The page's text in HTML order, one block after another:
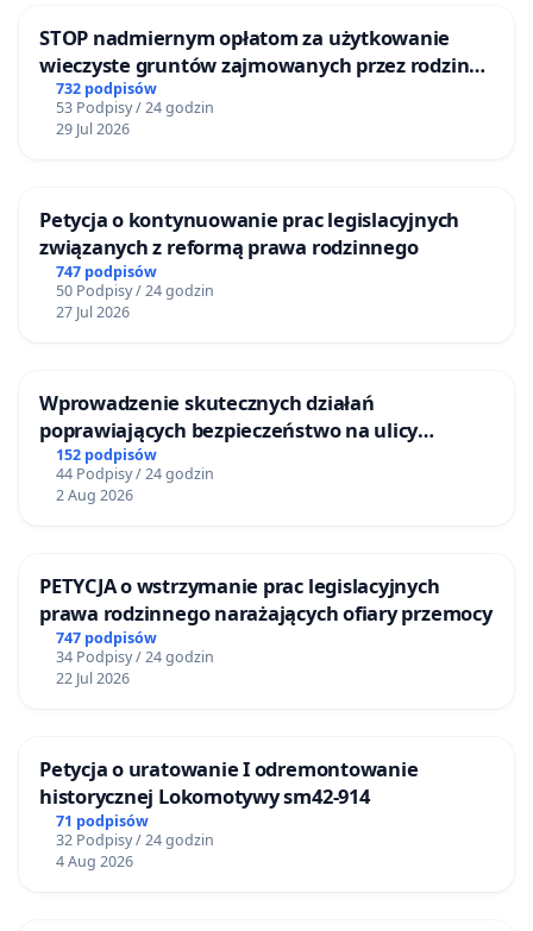
szczepienie, gdyż komórki pamięci
wyselekcjonowane w czasie naturalnej infekcji mają
większą siłę i zasięg niż komórki pamięci powstałe
wskutek szczepienia.
kolejne kłamstwo, ponieważ fakty mówią, że z
szczepieniami przeciwko COVID-19 wiążą się liczne
powikłania (kardiotoksyczność, problemy ze
zdrowiem reprodukcyjnym kobiet, zaburzenia
początku Narodowego Programu Szczepień, tj. od
27 grudnia 2020 do dnia 5 czerwca 2021 zmarło 730
osób zaszczepionych dwoma dawkami szczepionki
oraz 3170 osób zaszczepionych jedną dawką. To
naszych sygnatariuszy:Podczas ostatniego dyżuru, do
naszego szpitala został przywieziony pensjonariusz
Domu Opieki z zaburzeniami psychicznymi. Spytałam
opiekuna tego pacjenta, jak długo obecnie oczekuje się
obecnie w ogóle się nie czeka i mają deficyt wielu
miejsc, ponieważ podawane są iniekcje preparatów
mRNA, po których pensjonariusze nie budzą się –
umierają zazwyczaj w nocy. Nikt nie zgłasza NOP-ów,
STOP nadmiernym opłatom za użytkowanie
wieczyste gruntów zajmowanych przez rodzinne
ogrody działkowe.
732 podpisów
53 Podpisy / 24 godzin
29 Jul 2026
Petycja o kontynuowanie prac legislacyjnych
związanych z reformą prawa rodzinnego
747 podpisów
50 Podpisy / 24 godzin
27 Jul 2026
Wprowadzenie skutecznych działań
poprawiających bezpieczeństwo na ulicy
Żeromskiego w Otwocku
152 podpisów
44 Podpisy / 24 godzin
2 Aug 2026
PETYCJA o wstrzymanie prac legislacyjnych
prawa rodzinnego narażających ofiary przemocy
747 podpisów
34 Podpisy / 24 godzin
22 Jul 2026
Petycja o uratowanie I odremontowanie
historycznej Lokomotywy sm42-914
71 podpisów
32 Podpisy / 24 godzin
4 Aug 2026